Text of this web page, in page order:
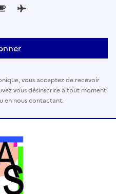
vous acceptez de recevoir
vous désinscrire à tout moment
en nous contactant.